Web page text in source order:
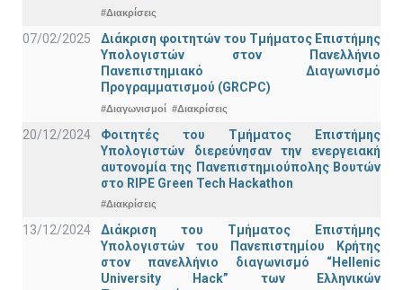
#Διακρίσεις
07/02/2025
Διάκριση φοιτητών του Τμήματος Επιστήμης
Υπολογιστών στον Πανελλήνιο
Πανεπιστημιακό Διαγωνισμό
Προγραμματισμού (GRCPC)
#Διαγωνισμοί #Διακρίσεις
20/12/2024
Φοιτητές του Τμήματος Επιστήμης
Υπολογιστών διερεύνησαν την ενεργειακή
αυτονομία της Πανεπιστημιούπολης Βουτών
στο RIPE Green Tech Hackathon
#Διακρίσεις
13/12/2024
Διάκριση του Τμήματος Επιστήμης
Υπολογιστών του Πανεπιστημίου Κρήτης
στον πανελλήνιο διαγωνισμό “Hellenic
University Hack” των Ελληνικών